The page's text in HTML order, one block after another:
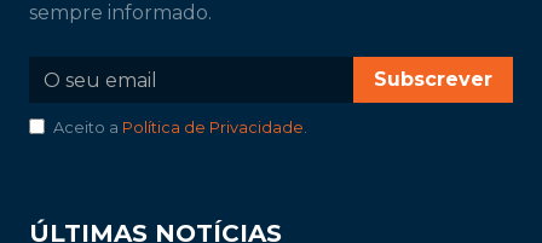
sempre informado.
Subscrever
Aceito a Política de Privacidade.
ÚLTIMAS NOTÍCIAS